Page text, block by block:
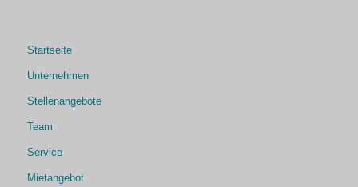
Startseite
Unternehmen
Stellenangebote
Team
Service
Mietangebot